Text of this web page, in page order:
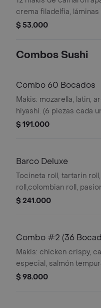
crema filadelfia, láminas
salsa de maracuyá y
$ 53.000
Combos Sushi
Combo 60 Bocados
Makis: mozarella, latin,
hiyashi. (6 piezas cada
roll, tartar roll y kawasaki
$ 191.000
Barco Deluxe
Tocineta roll, tartarin
roll,colombian roll,
acevichado. (12 piezas
$ 241.000
Combo #2 (36
Makis: chicken crispy,
especial, salmón
bocados.
$ 98.000